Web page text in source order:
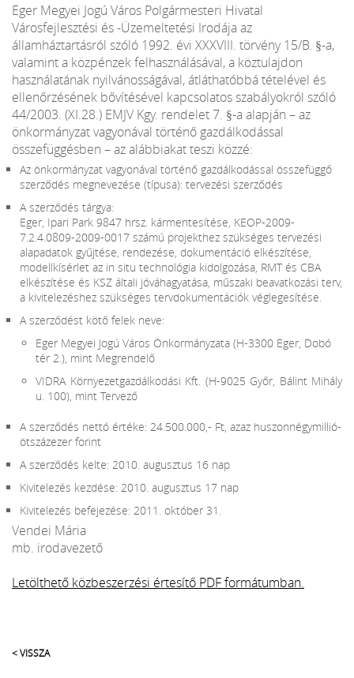
Eger Megyei Jogú Város Polgármesteri Hivatal
Városfejlesztési és -Üzemeltetési Irodája az
államháztartásról szóló 1992. évi XXXVIII. törvény 15/B. §-a,
valamint a közpénzek felhasználásával, a köztulajdon
használatának nyilvánosságával, átláthatóbbá tételével és
ellenőrzésének bővítésével kapcsolatos szabályokról szóló
44/2003. (XI.28.) EMJV Kgy. rendelet 7. §-a alapján – az
önkormányzat vagyonával történő gazdálkodással
összefüggésben – az alábbiakat teszi közzé:
Az önkormányzat vagyonával történő gazdálkodással összefüggő
szerződés megnevezése (típusa): tervezési szerződés
A szerződés tárgya:
Eger, Ipari Park 9847 hrsz. kármentesítése, KEOP-2009-
7.2.4.0809-2009-0017 számú projekthez szükséges tervezési
alapadatok gyűjtése, rendezése, dokumentáció elkészítése,
modellkísérlet az in situ technológia kidolgozása, RMT és CBA
elkészítése és KSZ általi jóváhagyatása, műszaki beavatkozási terv,
a kivitelezéshez szükséges tervdokumentációk véglegesítése.
A szerződést kötő felek neve:
Eger Megyei Jogú Város Önkormányzata (H-3300 Eger, Dobó
tér 2.), mint Megrendelő
VIDRA Környezetgazdálkodási Kft. (H-9025 Győr, Bálint Mihály
u. 100), mint Tervező
A szerződés nettó értéke: 24.500.000,- Ft, azaz huszonnégymillió-
ötszázezer forint
A szerződés kelte: 2010. augusztus 16 nap
Kivitelezés kezdése: 2010. augusztus 17 nap
Kivitelezés befejezése: 2011. október 31.
Vendei Mária
mb. irodavezető
Letölthető közbeszerzési értesítő PDF formátumban.
< VISSZA